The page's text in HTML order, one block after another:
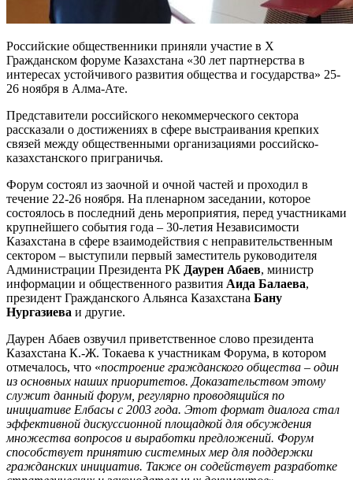
Российские общественники приняли участие в Х
Гражданском форуме Казахстана «30 лет партнерства в
интересах устойчивого развития общества и государства» 25-
26 ноября в Алма-Ате.
Представители российского некоммерческого сектора
рассказали о достижениях в сфере выстраивания крепких
связей между общественными организациями российско-
казахстанского приграничья.
Форум состоял из заочной и очной частей и проходил в
течение 22-26 ноября. На пленарном заседании, которое
состоялось в последний день мероприятия, перед участниками
крупнейшего события года – 30-летия Независимости
Казахстана в сфере взаимодействия с неправительственным
сектором – выступили первый заместитель руководителя
Администрации Президента РК Даурен Абаев, министр
информации и общественного развития Аида Балаева,
президент Гражданского Альянса Казахстана Бану
Нургазиева и другие.
Даурен Абаев озвучил приветственное слово президента
Казахстана К.-Ж. Токаева к участникам Форума, в котором
отмечалось, что «построение гражданского общества – один
из основных наших приоритетов. Доказательством этому
служит данный форум, регулярно проводящийся по
инициативе Елбасы с 2003 года. Этот формат диалога стал
эффективной дискуссионной площадкой для обсуждения
множества вопросов и выработки предложений. Форум
способствует принятию системных мер для поддержки
гражданских инициатив. Также он содействует разработке